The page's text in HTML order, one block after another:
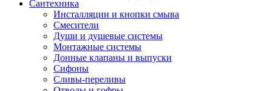
Сантехника
Инсталляции и кнопки смыва
Смесители
Души и душевые системы
Монтажные системы
Донные клапаны и выпуски
Сифоны
Сливы-переливы